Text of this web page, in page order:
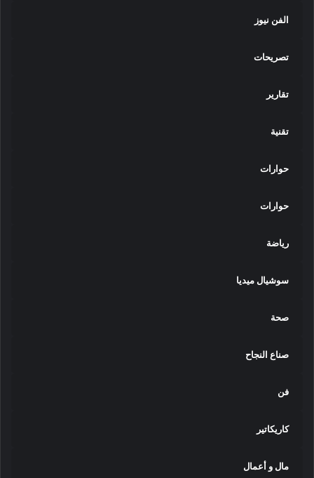
الفن نيوز
تصريحات
تقارير
تقنية
حوارات
حوارات
رياضة
سوشيال ميديا
صحة
صناع النجاح
فن
كاريكاتير
مال و أعمال